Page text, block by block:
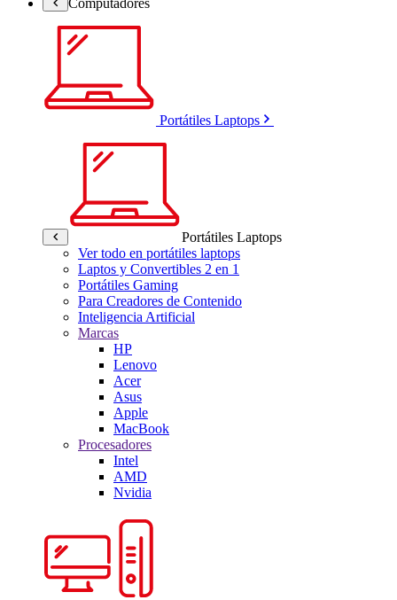
Portátiles Laptops
Portátiles Laptops
Ver todo en portátiles laptops
Laptos y Convertibles 2 en 1
Portátiles Gaming
Para Creadores de Contenido
Inteligencia Artificial
Marcas
HP
Lenovo
Acer
Asus
Apple
MacBook
Procesadores
Intel
AMD
Nvidia